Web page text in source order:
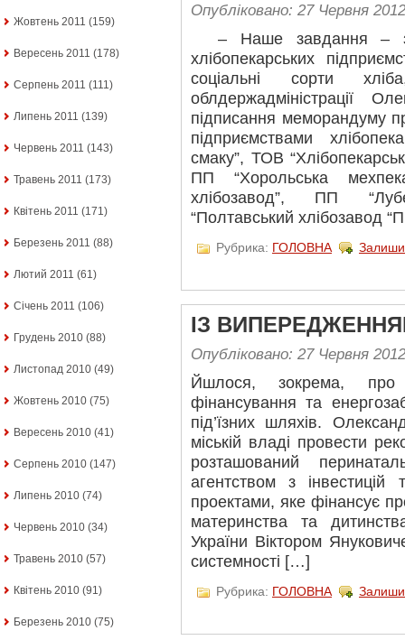
Жовтень 2011 (159)
Вересень 2011 (178)
Серпень 2011 (111)
Липень 2011 (139)
Червень 2011 (143)
Травень 2011 (173)
Квітень 2011 (171)
Березень 2011 (88)
Лютий 2011 (61)
Січень 2011 (106)
Грудень 2010 (88)
Листопад 2010 (49)
Жовтень 2010 (75)
Вересень 2010 (41)
Серпень 2010 (147)
Липень 2010 (74)
Червень 2010 (34)
Травень 2010 (57)
Квітень 2010 (91)
Березень 2010 (75)
Опубліковано: 27 Червня 2012
– Наше завдання –
хлібопекарських
соціальні сорти
облдержадміністрації
підписання меморандуму
підприємствами
смаку”, ТОВ
ПП “Хорольська
хлібозавод”, ПП
“Полтавський хлібозавод
Рубрика: ГОЛОВНА
ІЗ
Опубліковано: 27 Червня 2012
Йшлося, зокрема, про
фінансування та
під’їзних шляхів.
міській владі провести
розташований
агентством з інвестицій
проектами, яке фінансує
материнства та
України Віктором
системності […]
Рубрика: ГОЛОВНА